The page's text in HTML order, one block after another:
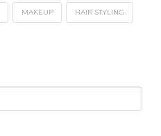
MAKEUP HAIR STYLING